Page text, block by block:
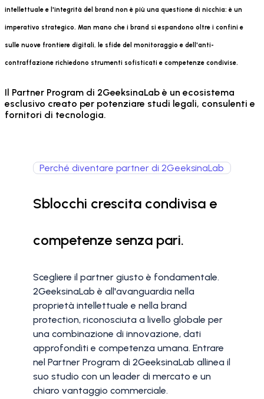
intellettuale e l'integrità del brand non è più una questione di nicchia: è un
imperativo strategico. Man mano che i brand si espandono oltre i confini e
sulle nuove frontiere digitali, le sfide del monitoraggio e dell'anti-
contraffazione richiedono strumenti sofisticati e competenze condivise.
Il Partner Program di 2GeeksinaLab è un ecosistema
esclusivo creato per potenziare studi legali, consulenti e
fornitori di tecnologia.
Perché diventare partner di 2GeeksinaLab
Sblocchi crescita condivisa e
competenze senza pari.
Scegliere il partner giusto è fondamentale.
2GeeksinaLab è all'avanguardia nella
proprietà intellettuale e nella brand
protection, riconosciuta a livello globale per
una combinazione di innovazione, dati
approfonditi e competenza umana. Entrare
nel Partner Program di 2GeeksinaLab allinea il
suo studio con un leader di mercato e un
chiaro vantaggio commerciale.